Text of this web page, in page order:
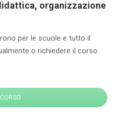
organizzazione
per le scuole e tutto il
o richiedere il corso